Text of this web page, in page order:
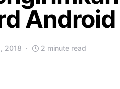
Android
2018 2 minute read